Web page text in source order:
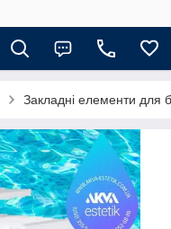
Закладні елементи для